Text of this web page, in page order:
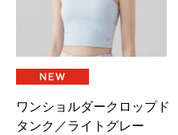
ワンショルダークロップド
タンク／ライトグレー